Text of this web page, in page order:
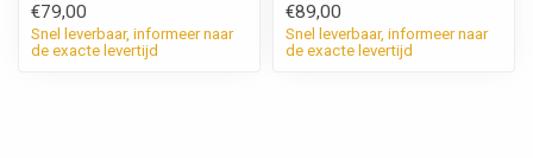
€79,00
Snel leverbaar, informeer naar
de exacte levertijd
€89,00
Snel leverbaar, informeer naar
de exacte levertijd